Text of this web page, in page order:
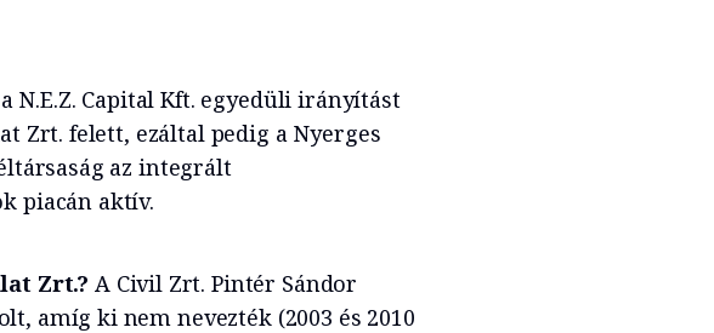
N.E.Z. Capital Kft. egyedüli irányítást
Zrt. felett, ezáltal pedig a Nyerges
az integrált
piacán aktív.
Zrt.? A Civil Zrt. Pintér Sándor
amíg ki nem nevezték (2003 és 2010